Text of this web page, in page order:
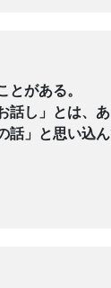
がある。
し」とは、あ
」と思い込ん